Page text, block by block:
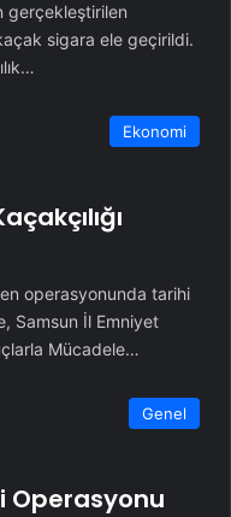
gerçekleştirilen
sigara ele geçirildi.
Ekonomi
operasyonunda tarihi
Samsun İl Emniyet
Mücadele…
Genel
Operasyonu